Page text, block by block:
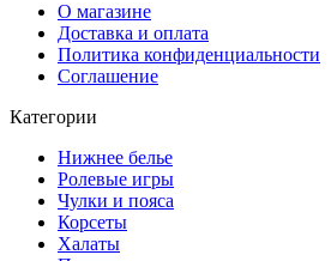
О магазине
Доставка и оплата
Политика конфиденциальности
Соглашение
Категории
Нижнее белье
Ролевые игры
Чулки и пояса
Корсеты
Халаты